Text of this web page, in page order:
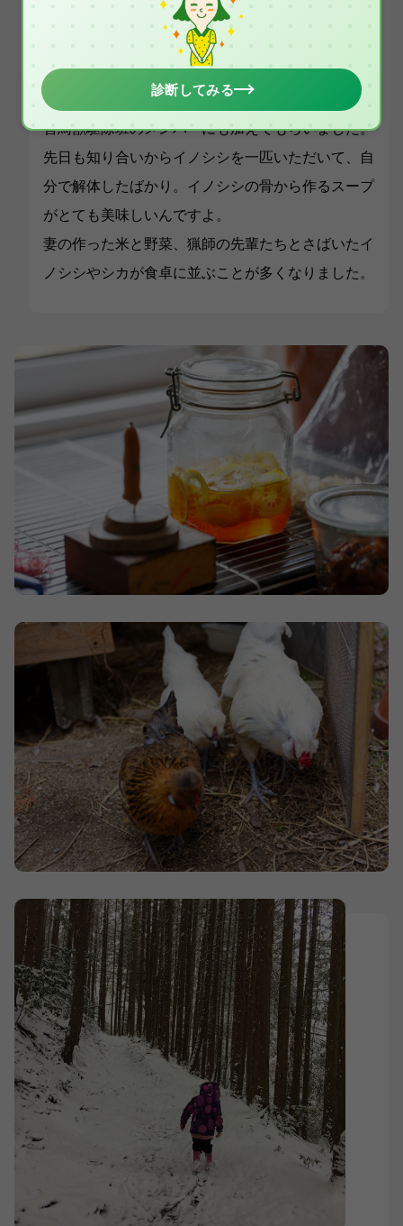
を自分でできていることがすごくかっこいいと思
う。僕も彼らのように生きていく上での技能を身に
つけたいんですよね。そんな思いもあって罠と銃の
狩猟免許も取得したんです。2022年4月からは有
害鳥獣駆除班のメンバーにも加えてもらいました。
先日も知り合いからイノシシを一匹いただいて、自
分で解体したばかり。イノシシの骨から作るスープ
がとても美味しいんですよ。
妻の作った米と野菜、猟師の先輩たちとさばいたイ
ノシシやシカが食卓に並ぶことが多くなりました。
診断してみる